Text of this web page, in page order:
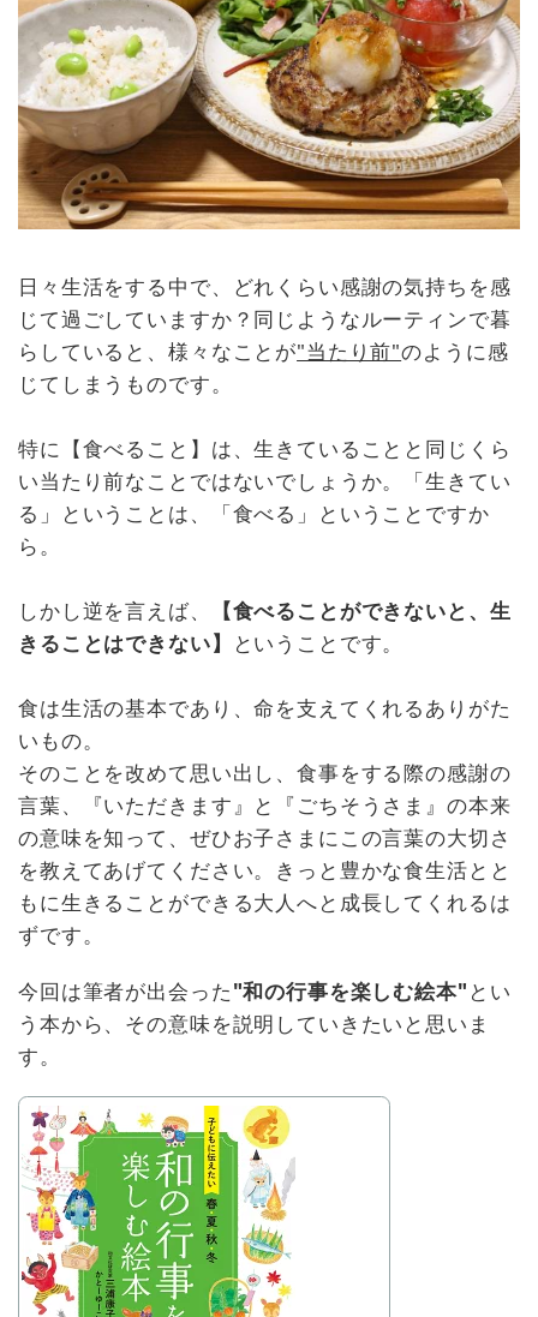
日々生活をする中で、どれくらい感謝の気持ちを感
じて過ごしていますか？同じようなルーティンで暮
らしていると、様々なことが"当たり前"のように感
じてしまうものです。
特に【食べること】は、生きていることと同じくら
い当たり前なことではないでしょうか。「生きてい
る」ということは、「食べる」ということですか
ら。
しかし逆を言えば、
【食べることができないと、生
きることはできない】
ということです。
食は生活の基本であり、命を支えてくれるありがた
いもの。
そのことを改めて思い出し、食事をする際の感謝の
言葉、『いただきます』と『ごちそうさま』の本来
の意味を知って、ぜひお子さまにこの言葉の大切さ
を教えてあげてください。きっと豊かな食生活とと
もに生きることができる大人へと成長してくれるは
ずです。
今回は筆者が出会った"和の行事を楽しむ絵本" とい
う本から、その意味を説明していきたいと思いま
す。